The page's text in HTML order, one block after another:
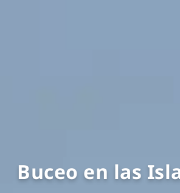
Buceo en las